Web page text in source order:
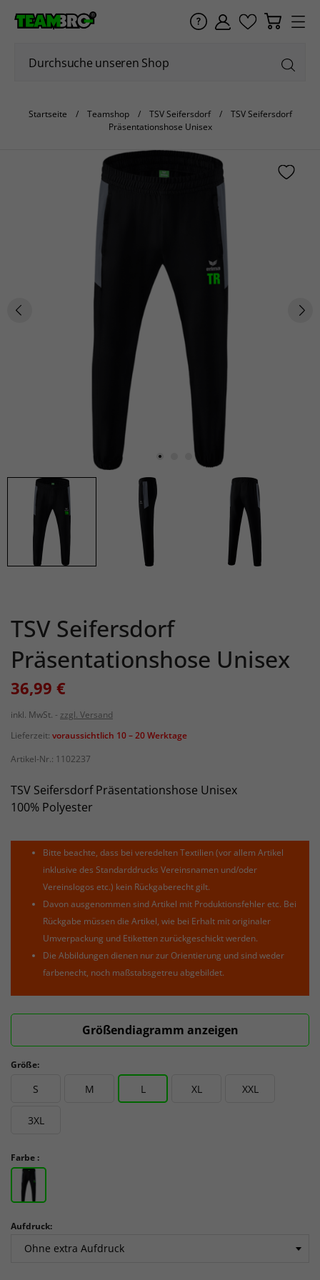
Startseite Teamshop TSV Seifersdorf
TSV Seifersdorf
Präsentationshose Unisex
TSV Seifersdorf
Präsentationshose Unisex
36,99 €
inkl. MwSt.
zzgl. Versand
Lieferzeit: voraussichtlich 10 – 20 Werktage
Artikel-Nr.: 1102237
TSV Seifersdorf Präsentationshose Unisex
100% Polyester
Bitte beachte, dass bei veredelten Textilien (vor allem Artikel
inklusive des Standarddrucks Vereinsnamen und/oder
Vereinslogos etc.) kein Rückgaberecht gilt.
Davon ausgenommen sind Artikel mit Produktionsfehler etc. Bei
Rückgabe müssen die Artikel, wie bei Erhalt mit originaler
Umverpackung und Etiketten zurückgeschickt werden.
Die Abbildungen dienen nur zur Orientierung und sind weder
farbenecht, noch maßstabsgetreu abgebildet.
Größendiagramm anzeigen
Größe:
S M L XL XXL
3XL
Farbe :
Aufdruck: